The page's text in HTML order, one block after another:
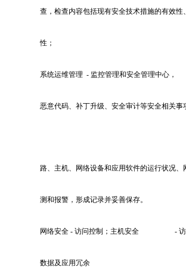
查，检查内容包括现有安全技术措施的有效
性；
系统运维管理 - 监控管理和安全管理中心，
恶意代码、补丁升级、安全审计等安全相关
路、主机、网络设备和应用软件的运行状况
测和报警，形成记录并妥善保存。
网络安全 - 访问控制；主机安全 -
数据及应用冗余